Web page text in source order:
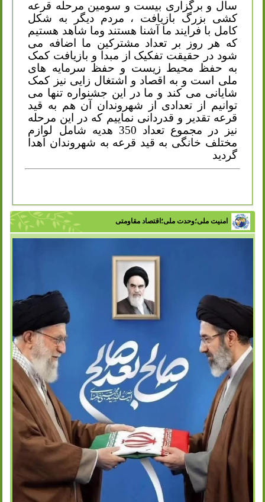
سال و برگزاری بیست و سومین مرحله قرعه
کشی بزرگ بازیافت ، مردم دیگر به شکل
کامل با فرایند ما آشنا هستند وما شاهد هستیم
که هر روز بر تعداد مشترکین ما اضافه می
شود در حقیقت تفکیک از مبدا و بازیافت کمک
به حفظ محیط زیست و حفظ سرمایه های
ملی است و به اقصاد و اشتغال زایی نیز کمک
شایانی می کند و ما در این جشنواره تنها می
توانیم از تعدادی از شهروندان آن هم به قید
قرعه تقدیر و قدردانی نماییم که در این مرحله
نیز در مجموع تعداد 350 هدیه شامل لوازم
مختلف خانگی به قید قرعه به شهروندان اهدا
گردید
امنیت ملی؛وحدت ملی؛اقتصاد مقاومتی